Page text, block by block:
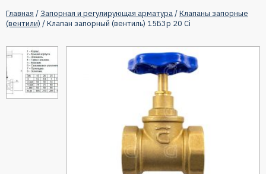
Главная /Запорная и регулирующая арматура/Клапаны запорные
(вентили) / Клапан запорный (вентиль) 15Б3р 20 Ci